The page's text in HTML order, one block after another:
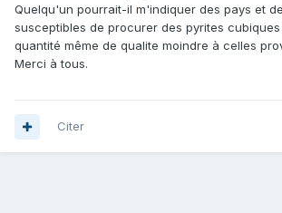
Quelqu'un pourrait-il m'indiquer des pays et
susceptibles de procurer des pyrites
quantité même de qualite moindre à celles
Merci à tous.
Citer